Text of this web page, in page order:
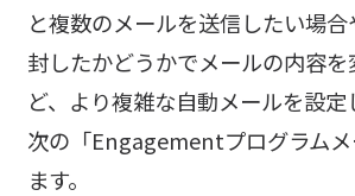
と複数のメールを送信したい場
封したかどうかでメールの内容
ど、より複雑な自動メールを設定
次の「Engagementプログラム
ます。